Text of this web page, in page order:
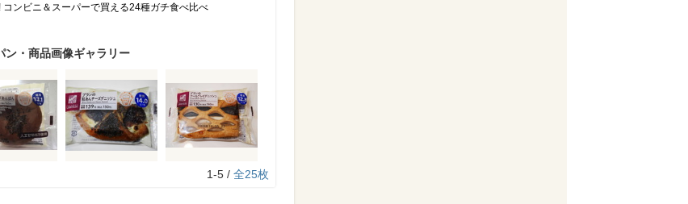
コンビニ＆スーパーで買える24種ガチ食べ比べ
ン・商品画像ギャラリー
1-5 / 全25枚